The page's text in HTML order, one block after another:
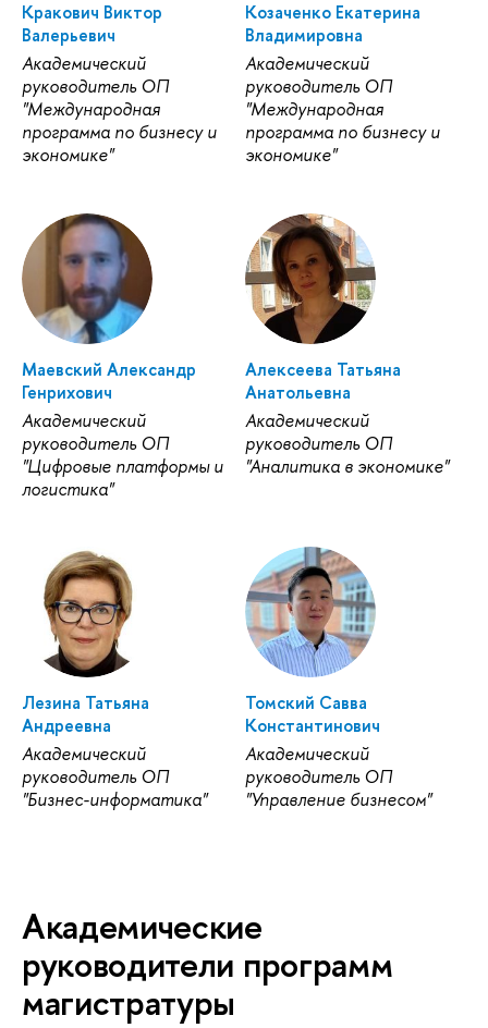
Кракович Виктор
Валерьевич
Академический
руководитель ОП
"Международная
программа по бизнесу и
экономике"
Козаченко Екатерина
Владимировна
Академический
руководитель ОП
"Международная
программа по бизнесу и
экономике"
Маевский Александр
Генрихович
Академический
руководитель ОП
"Цифровые платформы и
логистика"
Алексеева Татьяна
Анатольевна
Академический
руководитель ОП
"Аналитика в экономике"
Лезина Татьяна
Андреевна
Академический
руководитель ОП
"Бизнес-информатика"
Томский Савва
Константинович
Академический
руководитель ОП
"Управление бизнесом"
Академические
руководители программ
магистратуры